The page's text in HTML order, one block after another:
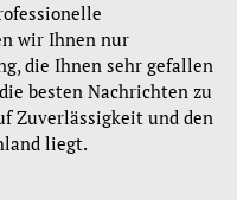
wir Ihnen nur
die Ihnen sehr gefallen
besten Nachrichten zu
Zuverlässigkeit und den
liegt.